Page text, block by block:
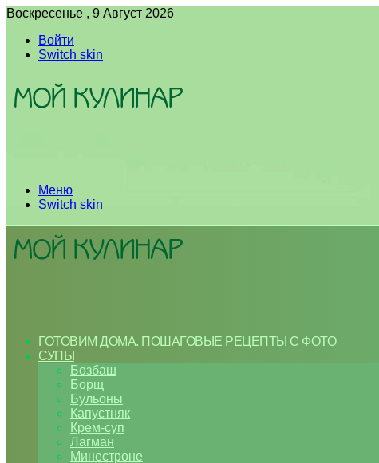
Воскресенье , 9 Август 2026
Войти
Switch skin
Меню
Switch skin
ГОТОВИМ ДОМА. ПОШАГОВЫЕ РЕЦЕПТЫ С ФОТО
СУПЫ
Бозбаш
Борщ
Бульоны
Капустняк
Крем-суп
Лагман
Минестроне